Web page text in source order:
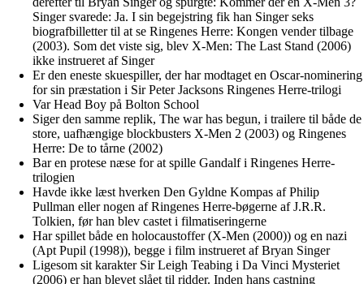
Singer svarede: Ja. I sin begejstring fik han Singer seks
biografbilletter til at se Ringenes Herre: Kongen vender tilbage
(2003). Som det viste sig, blev X-Men: The Last Stand (2006)
ikke instrueret af Singer
Er den eneste skuespiller, der har modtaget en Oscar-nominering
for sin præstation i Sir Peter Jacksons Ringenes Herre-trilogi
Var Head Boy på Bolton School
Siger den samme replik, The war has begun, i trailere til både de
store, uafhængige blockbusters X-Men 2 (2003) og Ringenes
Herre: De to tårne (2002)
Bar en protese næse for at spille Gandalf i Ringenes Herre-
trilogien
Havde ikke læst hverken Den Gyldne Kompas af Philip
Pullman eller nogen af Ringenes Herre-bøgerne af J.R.R.
Tolkien, før han blev castet i filmatiseringerne
Har spillet både en holocaustoffer (X-Men (2000)) og en nazi
(Apt Pupil (1998)), begge i film instrueret af Bryan Singer
Ligesom sit karakter Sir Leigh Teabing i Da Vinci Mysteriet
(2006) er han blevet slået til ridder. Inden hans castning